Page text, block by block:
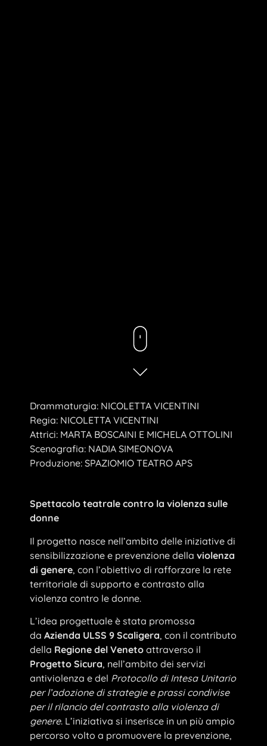
Drammaturgia: NICOLETTA VICENTINI
Regia: NICOLETTA VICENTINI
Attrici: MARTA BOSCAINI E MICHELA OTTOLINI
Scenografia: NADIA SIMEONOVA
Produzione: SPAZIOMIO TEATRO APS
Spettacolo teatrale contro la violenza sulle
donne
Il progetto nasce nell’ambito delle iniziative di
sensibilizzazione e prevenzione della violenza
di genere, con l’obiettivo di rafforzare la rete
territoriale di supporto e contrasto alla
violenza contro le donne.
L’idea progettuale è stata promossa
da Azienda ULSS 9 Scaligera, con il contributo
della Regione del Veneto attraverso il
Progetto Sicura, nell’ambito dei servizi
antiviolenza e del Protocollo di Intesa Unitario
per l’adozione di strategie e prassi condivise
per il rilancio del contrasto alla violenza di
genere. L’iniziativa si inserisce in un più ampio
percorso volto a promuovere la prevenzione,